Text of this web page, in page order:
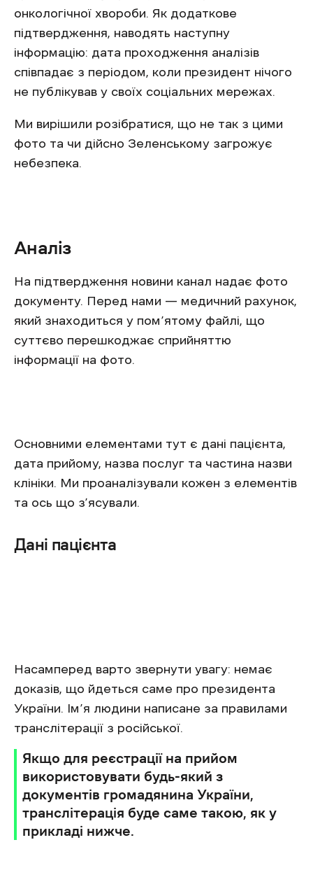
онкологічної хвороби. Як додаткове
підтвердження, наводять наступну
інформацію: дата проходження аналізів
співпадає з періодом, коли президент нічого
не публікував у своїх соціальних мережах.
Ми вирішили розібратися, що не так з цими
фото та чи дійсно Зеленському загрожує
небезпека.
Аналіз
На підтвердження новини канал надає фото
документу. Перед нами — медичний рахунок,
який знаходиться у пом’ятому файлі, що
суттєво перешкоджає сприйняттю
інформації на фото.
Основними елементами тут є дані пацієнта,
дата прийому, назва послуг та частина назви
клініки. Ми проаналізували кожен з елементів
та ось що з’ясували.
Дані пацієнта
Насамперед варто звернути увагу: немає
доказів, що йдеться саме про президента
України. Ім’я людини написане за правилами
транслітерації з російської.
Якщо для реєстрації на прийом
використовувати будь-який з
документів громадянина України,
транслітерація буде саме такою, як у
прикладі нижче.